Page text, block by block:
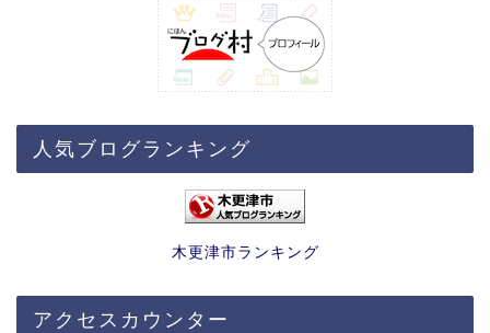
人気ブログランキング
木更津市ランキング
アクセスカウンター